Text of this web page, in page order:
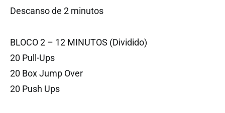
Descanso de 2 minutos
BLOCO 2 – 12 MINUTOS (Dividido)
20 Pull-Ups
20 Box Jump Over
20 Push Ups